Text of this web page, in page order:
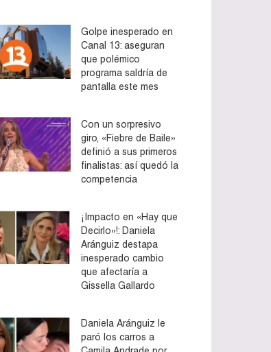
Golpe inesperado en
Canal 13: aseguran
que polémico
programa saldría de
pantalla este mes
Con un sorpresivo
giro, «Fiebre de Baile»
definió a sus primeros
finalistas: así quedó la
competencia
¡Impacto en «Hay que
Decirlo»!: Daniela
Aránguiz destapa
inesperado cambio
que afectaría a
Gissella Gallardo
Daniela Aránguiz le
paró los carros a